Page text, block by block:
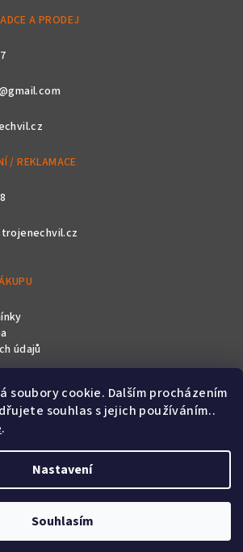
soubory cookie. Dalším procházením
souhlas s jejich používáním..
.
Nastavení
Souhlasím
A PRODEJ
/ REKLAMACE
údajů
Shoptet&PekneWeby